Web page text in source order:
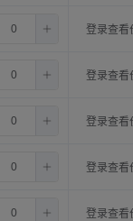
12.0登录查看
12.0登录查看
12.0登录查看
14.0登录查看
14.0登录查看